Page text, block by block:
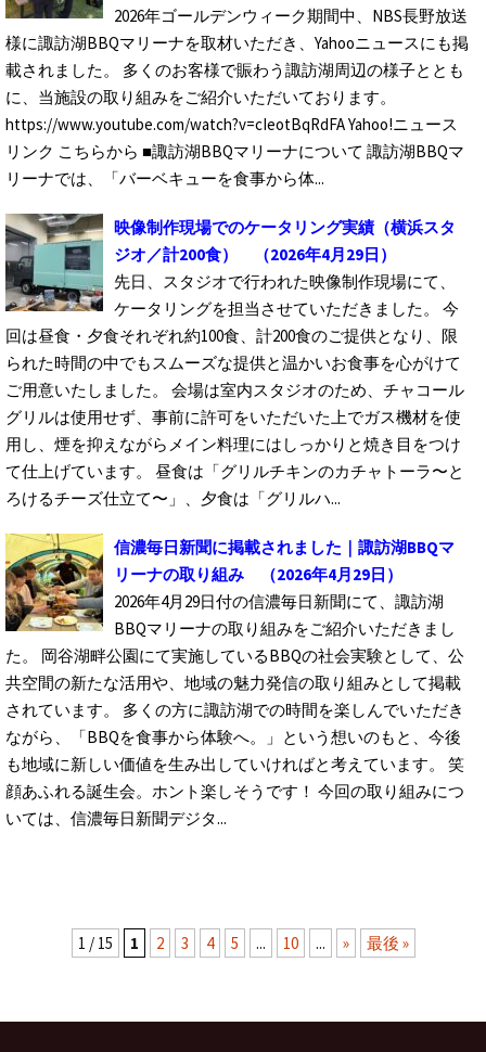
2026年ゴールデンウィーク期間中、NBS長野放送
様に諏訪湖BBQマリーナを取材いただき、Yahooニュースにも掲
載されました。 多くのお客様で賑わう諏訪湖周辺の様子ととも
に、当施設の取り組みをご紹介いただいております。
https://www.youtube.com/watch?v=cIeotBqRdFA Yahoo!ニュース
リンク こちらから ■諏訪湖BBQマリーナについて 諏訪湖BBQマ
リーナでは、「バーベキューを食事から体...
映像制作現場でのケータリング実績（横浜スタ
ジオ／計200食）
（2026年4月29日）
先日、スタジオで行われた映像制作現場にて、
ケータリングを担当させていただきました。 今
回は昼食・夕食それぞれ約100食、計200食のご提供となり、限
られた時間の中でもスムーズな提供と温かいお食事を心がけて
ご用意いたしました。 会場は室内スタジオのため、チャコール
グリルは使用せず、事前に許可をいただいた上でガス機材を使
用し、煙を抑えながらメイン料理にはしっかりと焼き目をつけ
て仕上げています。 昼食は「グリルチキンのカチャトーラ〜と
ろけるチーズ仕立て〜」、夕食は「グリルハ...
信濃毎日新聞に掲載されました｜諏訪湖BBQマ
リーナの取り組み
（2026年4月29日）
2026年4月29日付の信濃毎日新聞にて、諏訪湖
BBQマリーナの取り組みをご紹介いただきまし
た。 岡谷湖畔公園にて実施しているBBQの社会実験として、公
共空間の新たな活用や、地域の魅力発信の取り組みとして掲載
されています。 多くの方に諏訪湖での時間を楽しんでいただき
ながら、「BBQを食事から体験へ。」という想いのもと、今後
も地域に新しい価値を生み出していければと考えています。 笑
顔あふれる誕生会。ホント楽しそうです！ 今回の取り組みにつ
いては、信濃毎日新聞デジタ...
1 / 15 1 2 3 4 5 ... 10 ... » 最後 »